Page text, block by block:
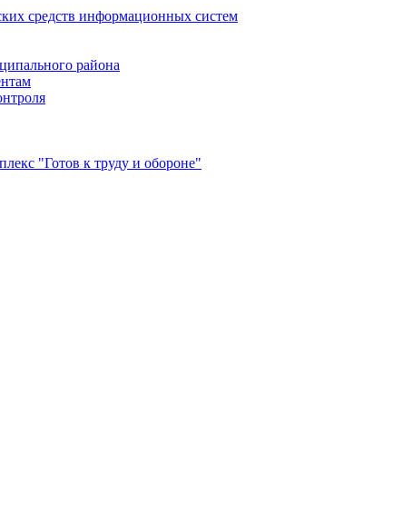
средств информационных систем
района
"Готов к труду и обороне"